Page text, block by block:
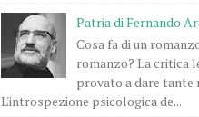
Patria di Fernando
Cosa fa di un
romanzo? La critica
provato a dare tante
L'introspezione psicologica de...